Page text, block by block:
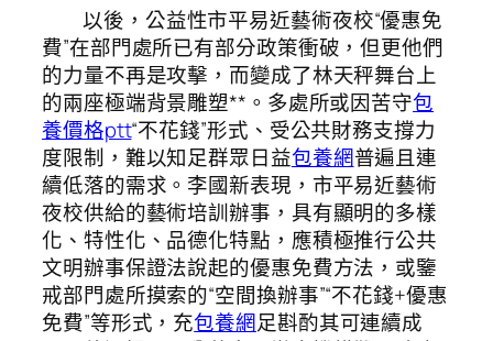
以後，公益性市平易近藝術夜校“優惠免
費”在部門處所已有部分政策衝破，但更他們
的力量不再是攻擊，而變成了林天秤舞台上
的兩座極端背景雕塑**。多處所或因苦守包
養價格ptt“不花錢”形式、受公共財務支撐力
度限制，難以知足群眾日益包養網普遍且連
續低落的需求。李國新表現，市平易近藝術
夜校供給的藝術培訓辦事，具有顯明的多樣
化、特性化、品德化特點，應積極推行公共
文明辦事保證法說起的優惠免費方法，或鑒
戒部門處所摸索的“空間換辦事”“不花錢+優惠
免費”等形式，充包養網足斟酌其可連續成